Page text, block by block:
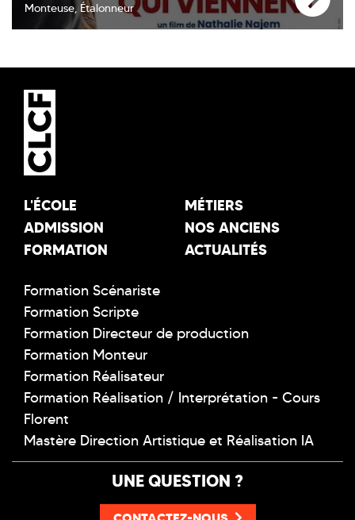
Monteuse, Étalonneur
L'ÉCOLE
ADMISSION
FORMATION
MÉTIERS
NOS ANCIENS
ACTUALITÉS
Formation Scénariste
Formation Scripte
Formation Directeur de production
Formation Monteur
Formation Réalisateur
Formation Réalisation / Interprétation - Cours
Florent
Mastère Direction Artistique et Réalisation IA
UNE QUESTION ?